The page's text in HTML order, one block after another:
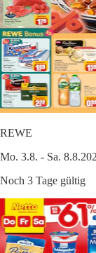
REWE
Mo. 3.8. - Sa.
Noch 3 Tage gültig